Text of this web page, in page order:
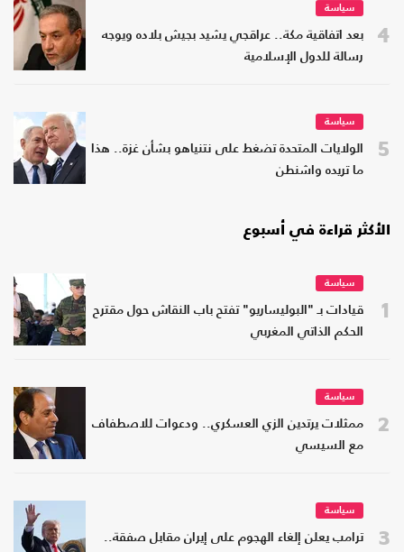
4
سياسة
بعد اتفاقية مكة.. عراقجي يشيد بجيش بلاده ويوجه
رسالة للدول الإسلامية
5
سياسة
الولايات المتحدة تضغط على نتنياهو بشأن غزة.. هذا
ما تريده واشنطن
الأكثر قراءة في أسبوع
1
سياسة
قيادات بـ "البوليساريو" تفتح باب النقاش حول مقترح
الحكم الذاتي المغربي
2
سياسة
ممثلات يرتدين الزي العسكري.. ودعوات للاصطفاف
مع السيسي
3
سياسة
ترامب يعلن إلغاء الهجوم على إيران مقابل صفقة..